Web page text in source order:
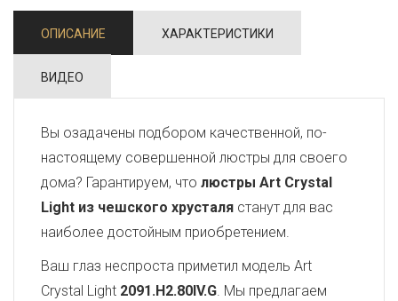
ОПИСАНИЕ ХАРАКТЕРИСТИКИ
ВИДЕО
Вы озадачены подбором качественной, по-
настоящему совершенной люстры для своего
дома? Гарантируем, что люстры Art Crystal
Light из чешского хрусталя станут для вас
наиболее достойным приобретением.
Ваш глаз неспроста приметил модель Art
Crystal Light 2091.H2.80IV.G. Мы предлагаем